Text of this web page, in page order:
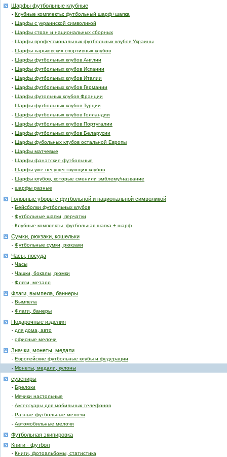
Шарфы футбольные клубные
- Клубные комплекты: футбольный шарф+шапка
- Шарфы с украинской символикой
- Шарфы стран и национальных сборных
- Шарфы профессиональных футбольных клубов Украины
- Шарфы харьковских спортивных клубов
- Шарфы футбольных клубов Англии
- Шарфы футбольных клубов Испании
- Шарфы футбольных клубов Италии
- Шарфы футбольных клубов Германии
- Шарфы футольных клубов Франции
- Шарфы футбольных клубов Турции
- Шарфы футбольных клубов Голландии
- Шарфы футбольных клубов Португалии
- Шарфы футбольных клубов Беларусии
- Шарфы фубольных клубов остальной Европы
- Шарфы матчевые
- Шарфы фанатские футбольные
- Шарфы уже несуществующих клубов
- Шарфы клубов, которые сменили эмблему/название
- шарфы разные
Головные уборы с футбольной и национальной символикой
- Бейсболки футбольных клубов
- Футбольные шапки, перчатки
- Клубные комплекты :футбольная шапка + шарф
Сумки, рюкзаки, кошельки
- Футбольные сумки, рюкзаки
Часы, посуда
- Часы
- Чашки, бокалы, рюмки
- Фляги, металл
Флаги, вымпела, баннеры
- Вымпела
- Флаги, банеры
Подарочные изделия
- для дома, авто
- офисные мелочи
Значки, монеты, медали
- Европейские футбольные клубы и федерации
- Монеты, медали, кулоны
сувениры
- Брелоки
- Мячики настольные
- Аксессуары для мобильных телефонов
- Разные футбольные мелочи
- Автомобильные мелочи
Футбольная экипировка
Книги - футбол
- Книги, фотоальбомы, статистика